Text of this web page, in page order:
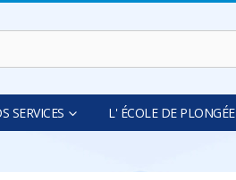
SERVICES L' ÉCOLE DE PLONGÉE